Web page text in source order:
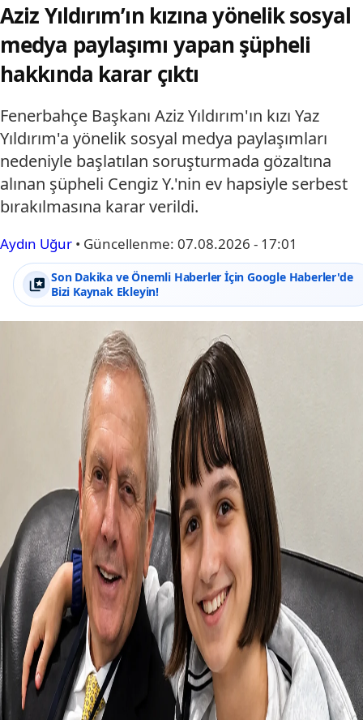
Aziz Yıldırım’ın kızına yönelik sosyal
medya paylaşımı yapan şüpheli
hakkında karar çıktı
Fenerbahçe Başkanı Aziz Yıldırım'ın kızı Yaz
Yıldırım'a yönelik sosyal medya paylaşımları
nedeniyle başlatılan soruşturmada gözaltına
alınan şüpheli Cengiz Y.'nin ev hapsiyle serbest
bırakılmasına karar verildi.
Aydın Uğur • Güncellenme: 07.08.2026 - 17:01
Son Dakika ve Önemli Haberler İçin Google Haberler'de
Bizi Kaynak Ekleyin!